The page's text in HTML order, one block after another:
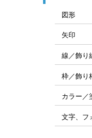
図形
矢印
線／飾り
枠／飾り
カラー／
文字、フ